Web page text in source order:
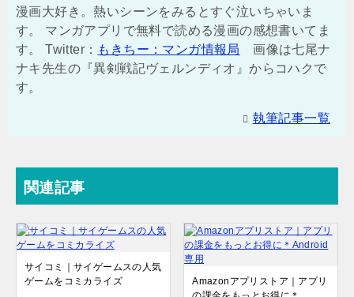
漫画大好き。熱いシーンをみるとすぐ泣いちゃいま
す。 マンガアプリで無料で読める漫画の感想書いてま
す。 Twitter： もきちー：マンガ情報局
画像は七尾ナ
ナキ先生の『異剣戦記ヴェルンディオ』からコハクで
す。
執筆記事一覧
関連記事
サイコミ｜サイゲームスの人気
ゲームをコミカライズ
Amazonアプリストア｜アプリ